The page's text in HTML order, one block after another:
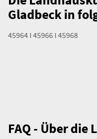
Gladbeck in
45964 I 45966 I 45968
FAQ - Über die